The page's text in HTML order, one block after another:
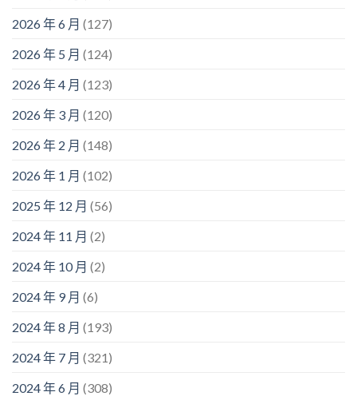
2026 年 6 月 (127)
2026 年 5 月 (124)
2026 年 4 月 (123)
2026 年 3 月 (120)
2026 年 2 月 (148)
2026 年 1 月 (102)
2025 年 12 月 (56)
2024 年 11 月 (2)
2024 年 10 月 (2)
2024 年 9 月 (6)
2024 年 8 月 (193)
2024 年 7 月 (321)
2024 年 6 月 (308)